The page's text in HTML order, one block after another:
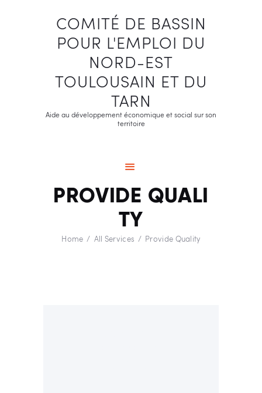
COMITÉ DE BASSIN
POUR L'EMPLOI DU
NORD-EST
TOULOUSAIN ET DU
TARN
Aide au développement économique et social sur son
territoire
PROVIDE QUALI
TY
Home All Services Provide Quality
COMITÉ DE BASSIN POUR
L'EMPLOI DU NORD-EST
TOULOUSAIN ET DU TARN
Aide au développement économique et social sur son territoire
Programmation